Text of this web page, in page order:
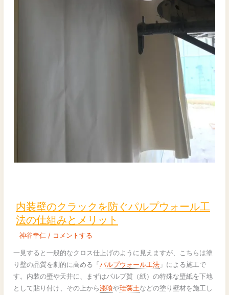
内装壁のクラックを防ぐパルプウォール工
法の仕組みとメリット
神谷幸仁/ コメントする
一見すると一般的なクロス仕上げのように見えますが、こちらは塗
り壁の品質を劇的に高める「パルプウォール工法 」による施工で
す。内装の壁や天井に、まずはパルプ質（紙）の特殊な壁紙を下地
として貼り付け、その上から漆喰や珪藻土などの塗り壁材を施工し
の
ク
ラ